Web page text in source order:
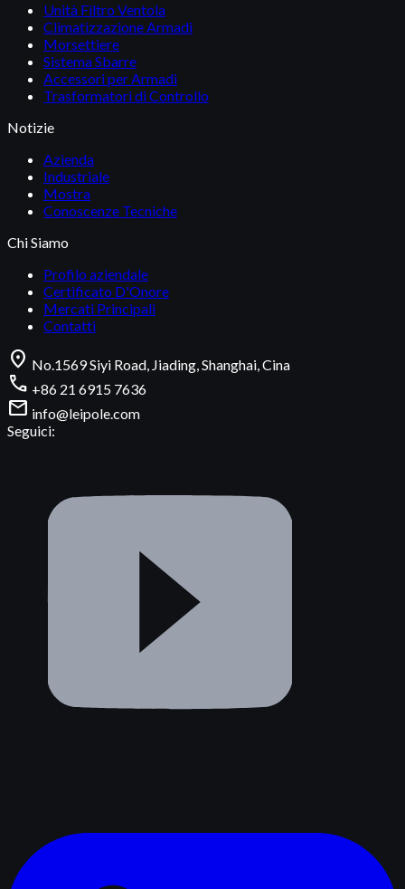
Unità Filtro Ventola
Climatizzazione Armadi
Morsettiere
Sistema Sbarre
Accessori per Armadi
Trasformatori di Controllo
Notizie
Azienda
Industriale
Mostra
Conoscenze Tecniche
Chi Siamo
Profilo aziendale
Certificato D'Onore
Mercati Principali
Contatti
location_on No.1569 Siyi Road, Jiading, Shanghai, Cina
call +86 21 6915 7636
mail info@leipole.com
Seguici: